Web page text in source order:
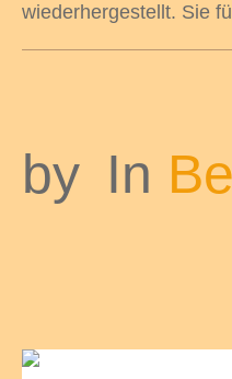
wiederhergestellt. Sie
by In